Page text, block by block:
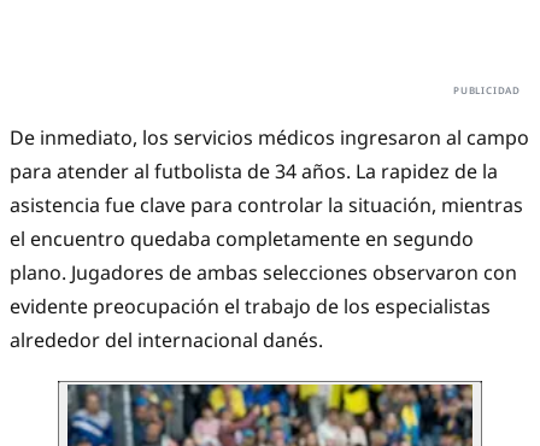
De inmediato, los servicios médicos ingresaron al campo
para atender al futbolista de 34 años. La rapidez de la
asistencia fue clave para controlar la situación, mientras
el encuentro quedaba completamente en segundo
plano. Jugadores de ambas selecciones observaron con
evidente preocupación el trabajo de los especialistas
alrededor del internacional danés.